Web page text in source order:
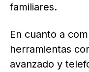
familiares.
En cuanto a
herramientas
avanzado y